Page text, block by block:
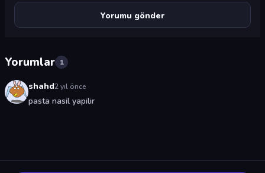
Yorumlar 1
shahd2 yıl önce
pasta nasil yapilir